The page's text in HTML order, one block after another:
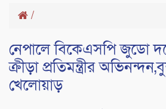
/
নেপালে বিকেএসপি জুডো
ক্রীড়া প্রতিমন্ত্রীর
খেলোয়াড়